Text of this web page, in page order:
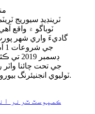
ٽرينڊيڊ سيوريج
گاديءَ واري شهر
ڊسمبر
جي تحت چائنا واٽر
ٽوليوي انجنيئرنگ بيورو پاران تعمير ڪيو پيو وڃي.